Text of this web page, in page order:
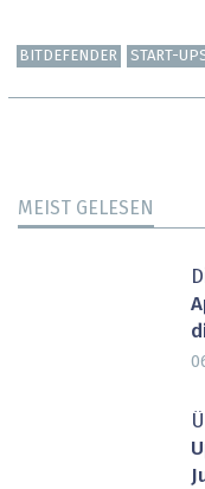
BITDEFENDER START-
MEIST GELESEN